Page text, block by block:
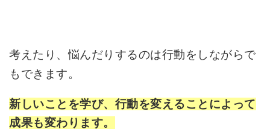
考えたり、悩んだりするのは行動をしながらで
もできます。
新しいことを学び、行動を変えることによって
成果も変わります。